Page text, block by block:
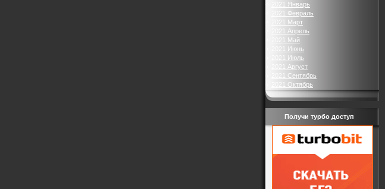
2021 Январь
2021 Февраль
2021 Март
2021 Апрель
2021 Май
2021 Июнь
2021 Июль
2021 Август
2021 Сентябрь
2021 Октябрь
Получи турбо доступ